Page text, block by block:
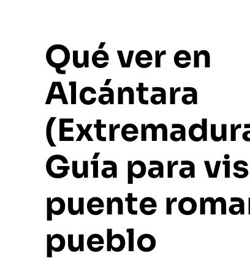
Qué ver en
Alcántara
Guía para
puente
pueblo